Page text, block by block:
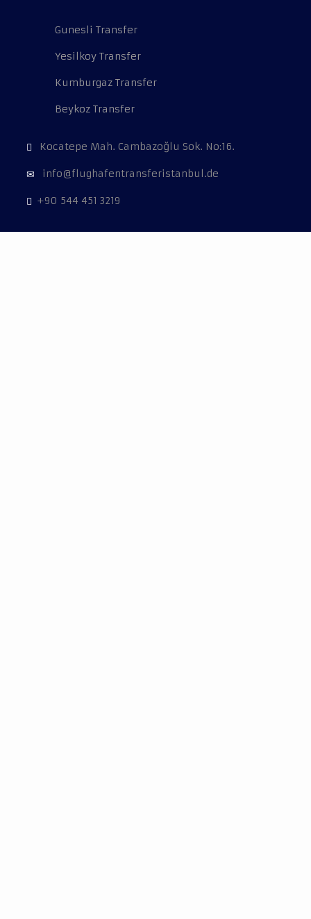
Gunesli Transfer
Yesilkoy Transfer
Kumburgaz Transfer
Beykoz Transfer
Kocatepe Mah. Cambazoğlu Sok. No:16.
info@flughafentransferistanbul.de
+90 544 451 3219